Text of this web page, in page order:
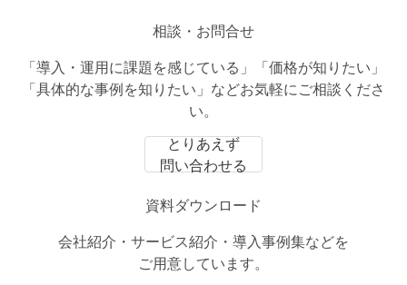
相談・お問合せ
「導入・運用に課題を感じている」「価格が知りたい」
「具体的な事例を知りたい」などお気軽にご相談くださ
い。
とりあえず
問い合わせる
資料ダウンロード
会社紹介・サービス紹介・導入事例集などを
ご用意しています。